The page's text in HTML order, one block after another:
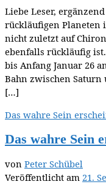
Liebe Leser,
rückläufigen Planeten
nicht zuletzt auf
ebenfalls rückläufig
bis Anfang Januar 26
Bahn zwischen
[…]
Das wahre Sein
Das wahre Sein
von Peter Schübel
Veröffentlicht am 21.